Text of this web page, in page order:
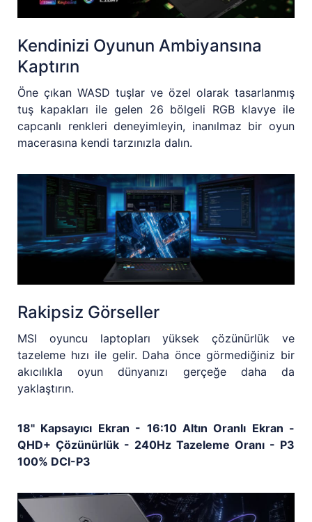
Kendinizi Oyunun Ambiyansına
Kaptırın
Öne çıkan WASD tuşlar ve özel olarak tasarlanmış
tuş kapakları ile gelen 26 bölgeli RGB klavye ile
capcanlı renkleri deneyimleyin, inanılmaz bir oyun
macerasına kendi tarzınızla dalın.
Rakipsiz Görseller
MSI oyuncu laptopları yüksek çözünürlük ve
tazeleme hızı ile gelir. Daha önce görmediğiniz bir
akıcılıkla oyun dünyanızı gerçeğe daha da
yaklaştırın.
18" Kapsayıcı Ekran - 16:10 Altın Oranlı Ekran -
QHD+ Çözünürlük - 240Hz Tazeleme Oranı - P3
100% DCI-P3